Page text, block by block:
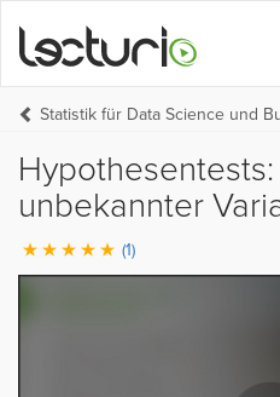
Statistik für Data Science und
unbekannter
(1)